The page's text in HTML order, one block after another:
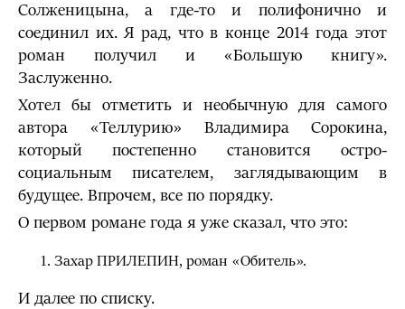
Солженицына, а где-то и полифонично и
соединил их. Я рад, что в конце 2014 года этот
роман получил и «Большую книгу».
Заслуженно.
Хотел бы отметить и необычную для самого
автора «Теллурию» Владимира Сорокина,
который постепенно становится остро-
социальным писателем, заглядывающим в
будущее. Впрочем, все по порядку.
О первом романе года я уже сказал, что это:
Захар ПРИЛЕПИН, роман «Обитель».
И далее по списку.